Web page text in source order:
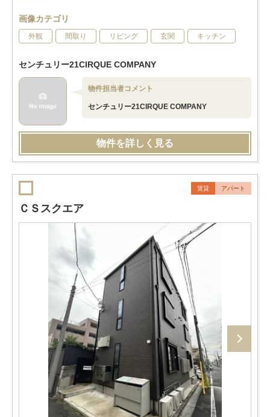
画像カテゴリ
外観 間取り リビング 玄関 キッチン
センチュリー21CIRQUE COMPANY
物件担当者コメント
センチュリー21CIRQUE COMPANY
物件を詳しく見る
賃貸 アパート
ＣＳスクエア